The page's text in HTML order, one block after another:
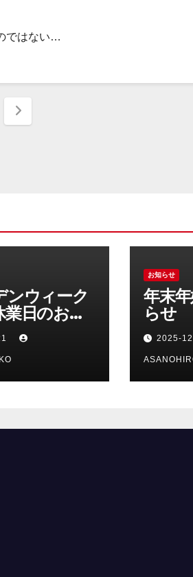
ではない…
ンウィーク
日のお知
お知らせ
年末
らせ
2025-